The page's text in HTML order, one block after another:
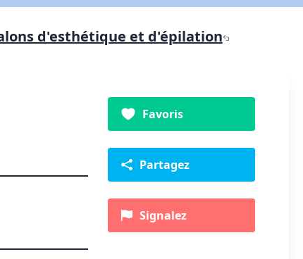
d'esthétique et d'épilation
Favoris
Partagez
Signalez